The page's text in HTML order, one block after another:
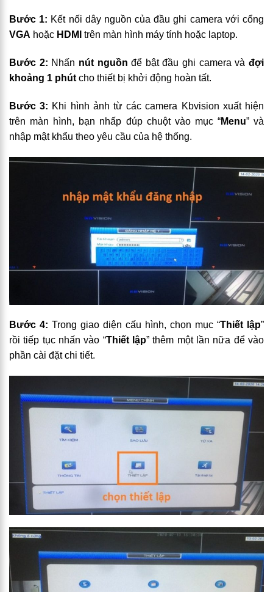
Bước 1: Kết nối dây nguồn của đầu ghi camera với cổng
VGA hoặc HDMI trên màn hình máy tính hoặc laptop.
Bước 2: Nhấn nút nguồn để bật đầu ghi camera vàđợi
khoảng 1 phút cho thiết bị khởi động hoàn tất.
Bước 3: Khi hình ảnh từ các camera Kbvision xuất hiện
trên màn hình, bạn nhấp đúp chuột vào mục “Menu” và
nhập mật khẩu theo yêu cầu của hệ thống.
Bước 4: Trong giao diện cấu hình, chọn mục “Thiết lập”
rồi tiếp tục nhấn vào “Thiết lập” thêm một lần nữa để vào
phần cài đặt chi tiết.